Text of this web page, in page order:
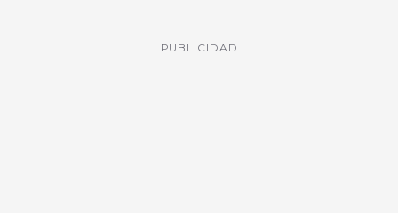
PUBLICIDAD